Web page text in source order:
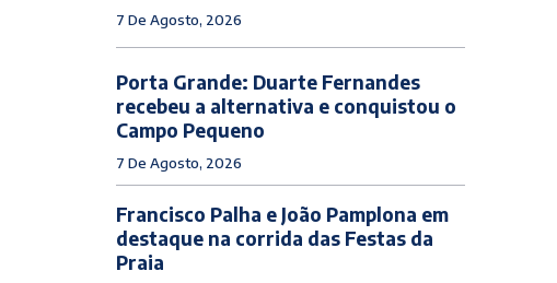
7 De Agosto, 2026
Porta Grande: Duarte Fernandes
recebeu a alternativa e conquistou o
Campo Pequeno
7 De Agosto, 2026
Francisco Palha e João Pamplona em
destaque na corrida das Festas da
Praia